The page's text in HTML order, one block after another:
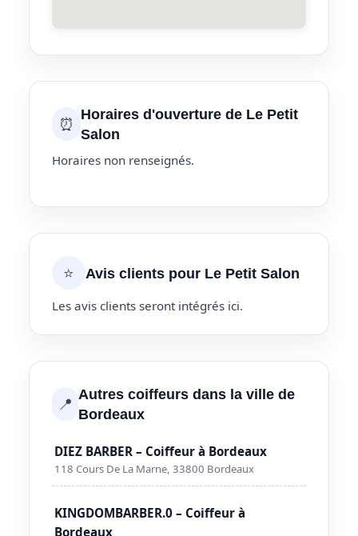
⏰ Horaires d'ouverture de Le Petit
Salon
Horaires non renseignés.
⭐ Avis clients pour Le Petit Salon
Les avis clients seront intégrés ici.
📍 Autres coiffeurs dans la ville de
Bordeaux
DIEZ BARBER – Coiffeur à Bordeaux
118 Cours De La Marne, 33800 Bordeaux
KINGDOMBARBER.0 – Coiffeur à
Bordeaux